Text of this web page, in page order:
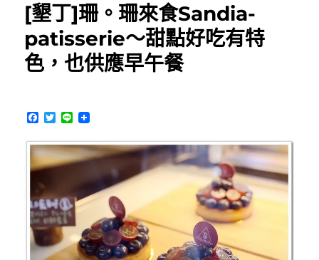
日]
日
廚
房
住
民
部
落
有
特
色
[墾丁]珊。珊來食Sandia-
patisserie～甜點好吃有特
色，也供應早午餐
F
c
e
b
o
o
k
T
i
t
t
L
n
e